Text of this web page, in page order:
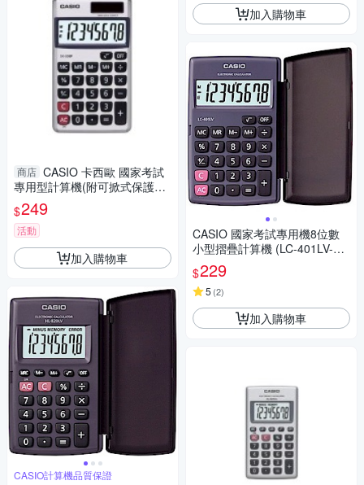
商店 CASIO 卡西歐 國家考試
專用型計算機(附可掀式保護殼)
(SX-300P-N)
$249
活動
加入購物車
CASIO計算機品質保證
加入購物車
CASIO 國家考試專用機8位數
小型摺疊計算機 (LC-401LV-B
K)
$229
5 (2)
加入購物車